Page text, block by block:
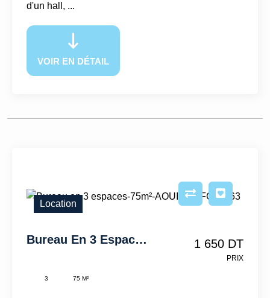
d'un hall, ...
VOIR EN DÉTAIL
Location
Bureau En 3 Espaces-75m²-AOUINA–IFCL1363 1 650 DT
PRIX
3 75 M²